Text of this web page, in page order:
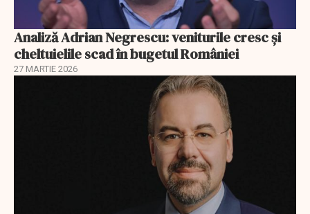
Analiză Adrian Negrescu: veniturile cresc și
cheltuielile scad în bugetul României
27 MARTIE 2026